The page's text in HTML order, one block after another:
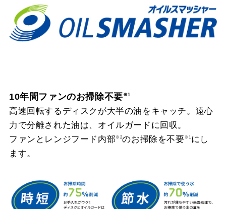
CLRV-9665 SI ¥63,800（税抜価格 ￥
10年間ファンのお掃除不要 ※1
高速回転するディスクが大半の油をキャッチ。遠心
力で分離された油は、オイルガードに回収。
ファンとレンジフード内部 ※2のお掃除を不要 ※1 にし
ます。